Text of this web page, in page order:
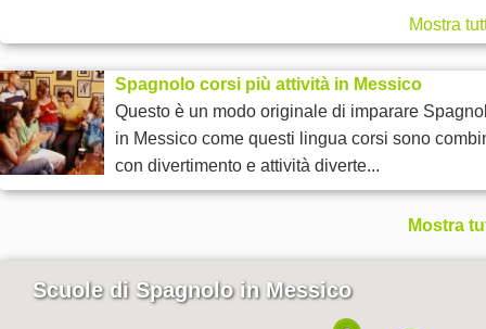
Mostra
Spagnolo corsi più attività in Messico
Questo è un modo originale di imparare
in Messico come questi lingua corsi sono
con divertimento e attività diverte...
Mostra
Scuole di Spagnolo in Messico